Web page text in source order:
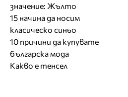
значение: Жълто
15 начина да носим
класическо синьо
10 причини да купувате
българска мода
Какво е тенсел